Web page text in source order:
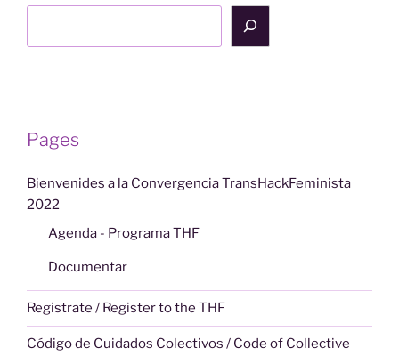
Pages
Bienvenides a la Convergencia TransHackFeminista
2022
Agenda - Programa THF
Documentar
Registrate / Register to the THF
Código de Cuidados Colectivos / Code of Collective